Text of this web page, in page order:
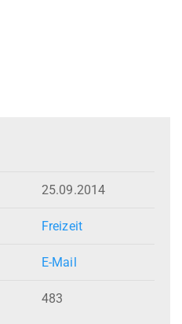
25.09.2014
Freizeit
E-Mail
483